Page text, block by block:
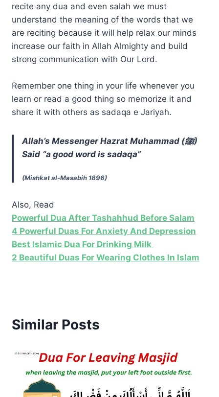
recite any dua and even salah we must
understand the meaning of the words that we
are reciting because it will help relax our minds
increase our faith in Allah Almighty and build
strong communication with Our Lord.
Remember one thing in your life whenever you
learn or read a good thing so memorize it and
share it with others as sadaqa e Jariyah.
Allah’s Messenger Hazrat Muhammad (ﷺ)
Said “a good word is sadaqa”
(Mishkat al-Masabih 1896)
Also, Read
Powerful Dua After Tashahhud Before Salam
4 Powerful Duas For Anxiety And Depression
Best Islamic Dua For Drinking Milk
2 Beautiful Duas For Wearing Clothes In Islam
Similar Posts